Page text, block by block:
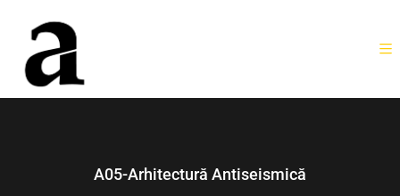
A05-Arhitectură Antiseismică